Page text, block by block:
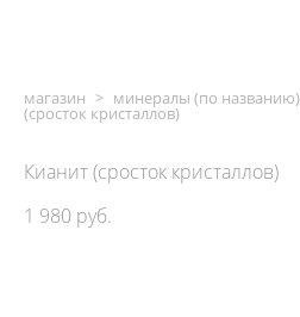
магазин > минералы (по названию)
(сросток кристаллов)
Кианит (сросток кристаллов)
1 980 pуб.